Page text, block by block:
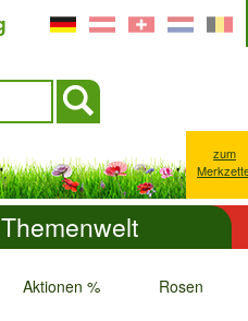
zum
Themenwelt
Aktionen % Rosen